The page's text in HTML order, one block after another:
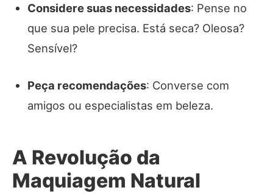
Considere suas necessidades: Pense no
que sua pele precisa. Está seca? Oleosa?
Sensível?
Peça recomendações: Converse com
amigos ou especialistas em beleza.
A Revolução da
Maquiagem Natural